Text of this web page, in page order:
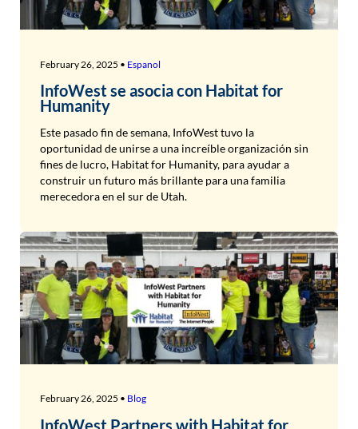
February 26, 2025 • Espanol
InfoWest se asocia con Habitat for
Humanity
Este pasado fin de semana, InfoWest tuvo la
oportunidad de unirse a una increíble organización sin
fines de lucro, Habitat for Humanity, para ayudar a
construir un futuro más brillante para una familia
merecedora en el sur de Utah.
February 26, 2025 • Blog
InfoWest Partners with Habitat for